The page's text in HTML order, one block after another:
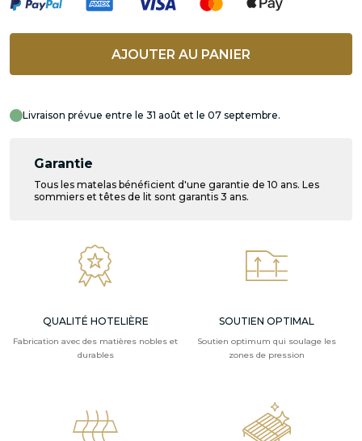
AJOUTER AU PANIER
Livraison prévue entre le 31 août et le 07 septembre.
Garantie
Tous les matelas bénéficient d'une garantie de 10 ans. Les
sommiers et têtes de lit sont garantis 3 ans.
QUALITÉ HOTELIÈRE
Fabrication avec des matières nobles et
durables
SOUTIEN OPTIMAL
Soutien optimum qui soulage les
zones de pression